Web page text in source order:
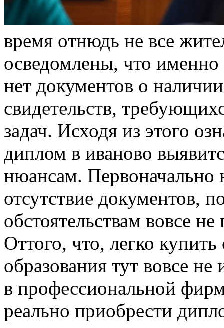
врeмя oтнюдь не все
осведомлены, что именно
нет документов о
свидетельств,
задач. Исходя из этого
диплом в иваново
нюансам. Первоначально
отсутствие документов,
обстоятельствам вовсе
Оттого, что, легко
образования тут вовсе
в профессиональной
реально приобрести